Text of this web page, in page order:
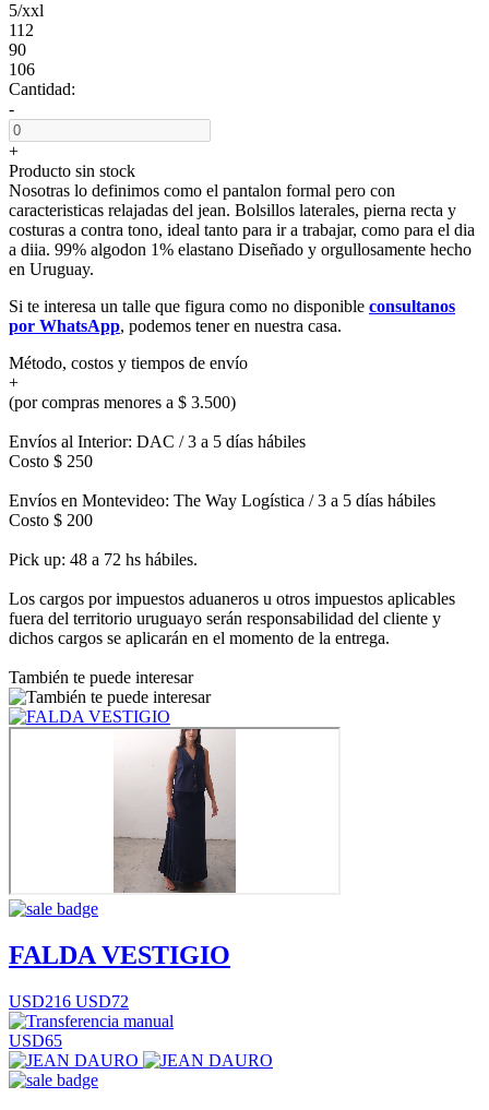
5/xxl
112
90
106
Cantidad:
-
+
Producto sin stock
Nosotras lo definimos como el pantalon formal pero con
caracteristicas relajadas del jean. Bolsillos laterales, pierna recta y
costuras a contra tono, ideal tanto para ir a trabajar, como para el dia
a diia. 99% algodon 1% elastano Diseñado y orgullosamente hecho
en Uruguay.
Si te interesa un talle que figura como no disponible consultanos
por WhatsApp, podemos tener en nuestra casa.
Método, costos y tiempos de envío
+
(por compras menores a $ 3.500)
Envíos al Interior: DAC / 3 a 5 días hábiles
Costo $ 250
Envíos en Montevideo: The Way Logística / 3 a 5 días hábiles
Costo $ 200
Pick up: 48 a 72 hs hábiles.
Los cargos por impuestos aduaneros u otros impuestos aplicables
fuera del territorio uruguayo serán responsabilidad del cliente y
dichos cargos se aplicarán en el momento de la entrega.
También te puede interesar
FALDA VESTIGIO
USD216 USD72
USD65